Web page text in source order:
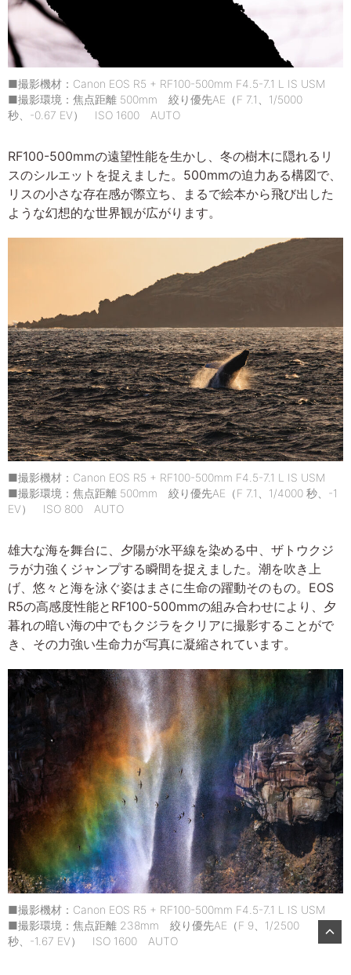
■撮影機材：Canon EOS R5 + RF100-500mm F4.5-7.1 L IS USM
■撮影環境：焦点距離 500mm 絞り優先AE（F 7.1、1/5000
秒、-0.67 EV） ISO 1600 AUTO
RF100-500mmの遠望性能を生かし、冬の樹木に隠れるリ
スのシルエットを捉えました。500mmの迫力ある構図で、
リスの小さな存在感が際立ち、まるで絵本から飛び出した
ような幻想的な世界観が広がります。
■撮影機材：Canon EOS R5 + RF100-500mm F4.5-7.1 L IS USM
■撮影環境：焦点距離 500mm 絞り優先AE（F 7.1、1/4000 秒、-1
EV） ISO 800 AUTO
雄大な海を舞台に、夕陽が水平線を染める中、ザトウクジ
ラが力強くジャンプする瞬間を捉えました。潮を吹き上
げ、悠々と海を泳ぐ姿はまさに生命の躍動そのもの。EOS
R5の高感度性能とRF100-500mmの組み合わせにより、夕
暮れの暗い海の中でもクジラをクリアに撮影することがで
き、その力強い生命力が写真に凝縮されています。
■撮影機材：Canon EOS R5 + RF100-500mm F4.5-7.1 L IS USM
■撮影環境：焦点距離 238mm 絞り優先AE（F 9、1/2500
秒、-1.67 EV） ISO 1600 AUTO